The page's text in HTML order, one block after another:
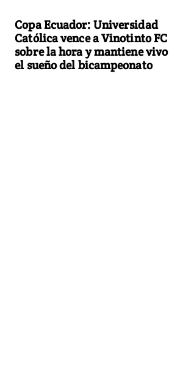
Copa Ecuador: Universidad
Católica vence a Vinotinto FC
sobre la hora y mantiene vivo
el sueño del bicampeonato